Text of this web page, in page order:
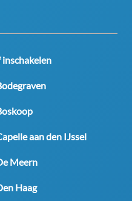
aan den IJssel
Meern
Haag